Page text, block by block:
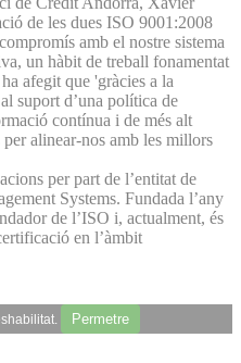
de les dues ISO 9001:2008
amb el nostre sistema
un hàbit de treball fonamentat
afegit que 'gràcies a la
suport d’una política de
contínua i de més alt
per alinear-nos amb les millors
per part de l’entitat de
Systems. Fundada l’any
de l’ISO i, actualment, és
en l’àmbit
Permetre